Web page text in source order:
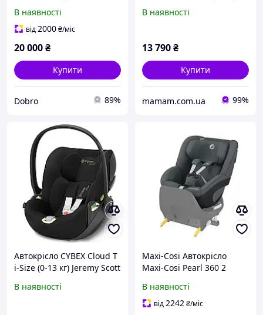
В наявності
від2000₴/міс
20 000₴
Купити
Dobro 89%
В наявності
13 790₴
Купити
mamam.com.ua 99%
Автокрісло CYBEX Cloud T
i-Size (0-13 кг) Jeremy Scott
В наявності
Maxi-Cosi Автокрісло
Maxi-Cosi Pearl 360 2
(8045550111)
В наявності
від2242₴/міс